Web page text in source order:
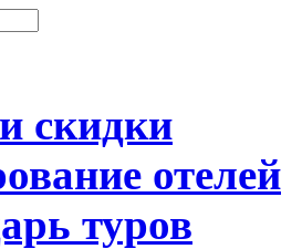
скидки
отелей
туров